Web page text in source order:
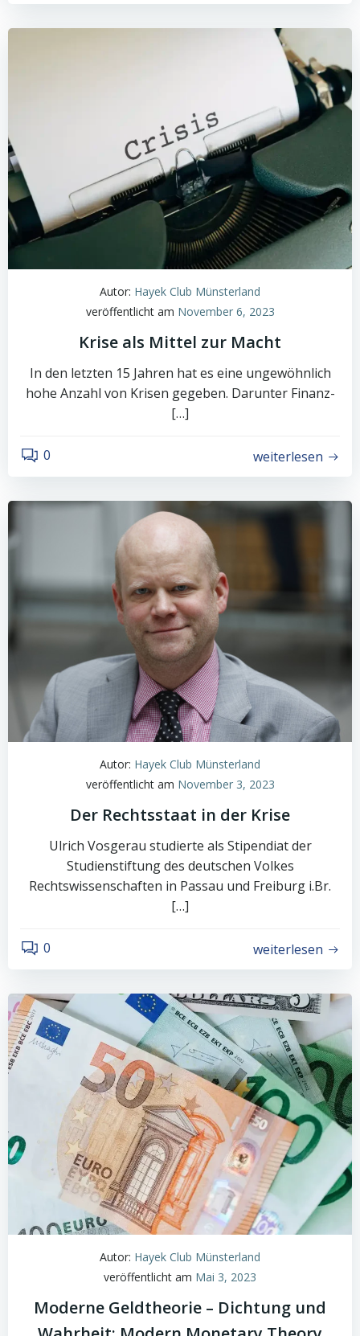
Autor: Hayek Club Münsterland
veröffentlicht am November 6, 2023
Krise als Mittel zur Macht
In den letzten 15 Jahren hat es eine ungewöhnlich
hohe Anzahl von Krisen gegeben. Darunter Finanz-
[…]
0 weiterlesen
Autor: Hayek Club Münsterland
veröffentlicht am November 3, 2023
Der Rechtsstaat in der Krise
Ulrich Vosgerau studierte als Stipendiat der
Studienstiftung des deutschen Volkes
Rechtswissenschaften in Passau und Freiburg i.Br.
[…]
0 weiterlesen
Autor: Hayek Club Münsterland
veröffentlicht am Mai 3, 2023
Moderne Geldtheorie – Dichtung und